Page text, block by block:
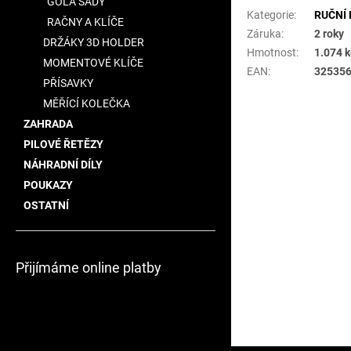
RAČNY A KLÍČE
DRŽÁKY 3D HOLDER
MOMENTOVÉ KLÍČE
PŘÍSAVKY
MĚŘÍCÍ KOLEČKA
ZAHRADA
PILOVÉ ŘETĚZY
NÁHRADNÍ DÍLY
POUKAZY
OSTATNÍ
Přijímáme online platby
Kategorie:
RUČNÍ
Záruka:
2 roky
Hmotnost:
1.074
EAN: